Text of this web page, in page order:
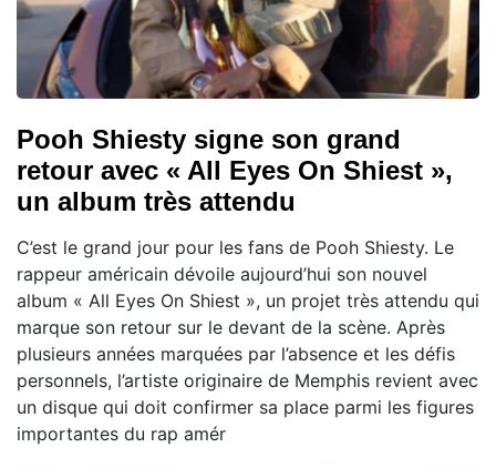
Pooh Shiesty signe son grand
retour avec « All Eyes On Shiest »,
un album très attendu
C’est le grand jour pour les fans de Pooh Shiesty. Le
rappeur américain dévoile aujourd’hui son nouvel
album « All Eyes On Shiest », un projet très attendu qui
marque son retour sur le devant de la scène. Après
plusieurs années marquées par l’absence et les défis
personnels, l’artiste originaire de Memphis revient avec
un disque qui doit confirmer sa place parmi les figures
importantes du rap amér